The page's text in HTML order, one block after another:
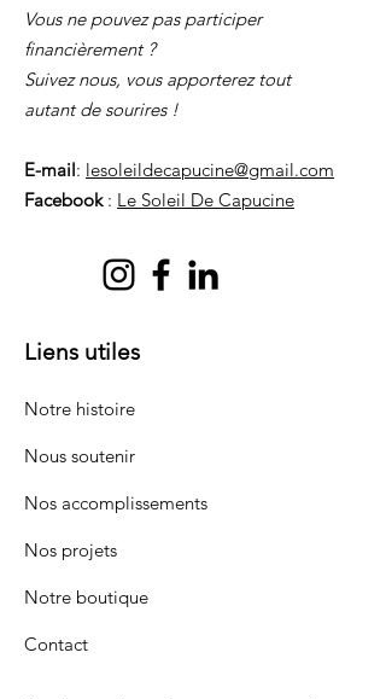
Vous ne pouvez pas participer
financièrement ?
Suivez nous, vous apporterez tout
autant de sourires !
E-mail: lesoleildecapucine@gmail.com
Facebook : Le Soleil De Capucine
Liens utiles
Notre histoire
Nous soutenir
Nos accomplissements
Nos projets
Notre boutique
Contact